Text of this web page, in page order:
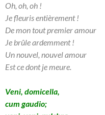
Oh, oh, oh !
Je fleuris entièrement !
De mon tout premier amour
Je brûle ardemment !
Un nouvel, nouvel amour
Est ce dont je meure.
Veni, domicella,
cum gaudio;